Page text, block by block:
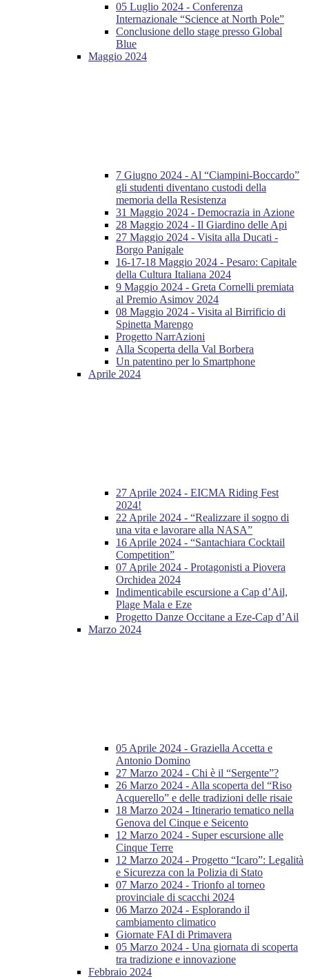
05 Luglio 2024 - Conferenza
Internazionale “Science at North Pole”
Conclusione dello stage presso Global
Blue
Maggio 2024
7 Giugno 2024 - Al “Ciampini-Boccardo”
gli studenti diventano custodi della
memoria della Resistenza
31 Maggio 2024 - Democrazia in Azione
28 Maggio 2024 - Il Giardino delle Api
27 Maggio 2024 - Visita alla Ducati -
Borgo Panigale
16-17-18 Maggio 2024 - Pesaro: Capitale
della Cultura Italiana 2024
9 Maggio 2024 - Greta Cornelli premiata
al Premio Asimov 2024
08 Maggio 2024 - Visita al Birrificio di
Spinetta Marengo
Progetto NarrAzioni
Alla Scoperta della Val Borbera
Un patentino per lo Smartphone
Aprile 2024
27 Aprile 2024 - EICMA Riding Fest
2024!
22 Aprile 2024 - “Realizzare il sogno di
una vita e lavorare alla NASA”
16 Aprile 2024 - “Santachiara Cocktail
Competition”
07 Aprile 2024 - Protagonisti a Piovera
Orchidea 2024
Indimenticabile escursione a Cap d’Ail,
Plage Mala e Eze
Progetto Danze Occitane a Eze-Cap d’Ail
Marzo 2024
05 Aprile 2024 - Graziella Accetta e
Antonio Domino
27 Marzo 2024 - Chi è il “Sergente”?
26 Marzo 2024 - Alla scoperta del “Riso
Acquerello” e delle tradizioni delle risaie
18 Marzo 2024 - Itinerario tematico nella
Genova del Cinque e Seicento
12 Marzo 2024 - Super escursione alle
Cinque Terre
12 Marzo 2024 - Progetto “Icaro”: Legalità
e Sicurezza con la Polizia di Stato
07 Marzo 2024 - Trionfo al torneo
provinciale di scacchi 2024
06 Marzo 2024 - Esplorando il
cambiamento climatico
Giornate FAI di Primavera
05 Marzo 2024 - Una giornata di scoperta
tra tradizione e innovazione
Febbraio 2024